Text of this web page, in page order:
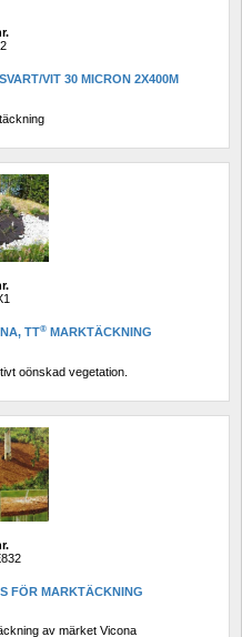
VIT 30 MICRON 2X400M
TT®MARKTÄCKNING
oönskad vegetation.
FÖR MARKTÄCKNING
av märket Vicona